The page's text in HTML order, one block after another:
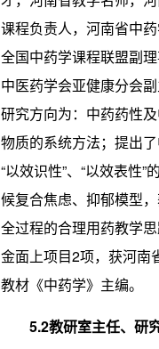
课程负责人，河南省中
全国中药学课程联盟副
中医药学会亚健康分会
研究方向为：中药药性
物质的系统方法；提出
“以效识性”、“以效表性
候复合焦虑、抑郁模型
全过程的合理用药教学
金面上项目2项，获河南
教材《中药学》主编。
5.2教研室主任、 研